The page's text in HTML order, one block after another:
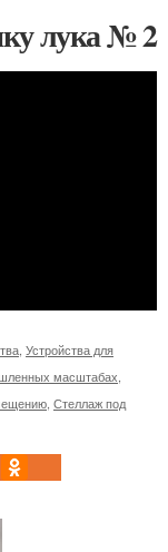
лука № 2
Устройства для
масштабах
Стеллаж под